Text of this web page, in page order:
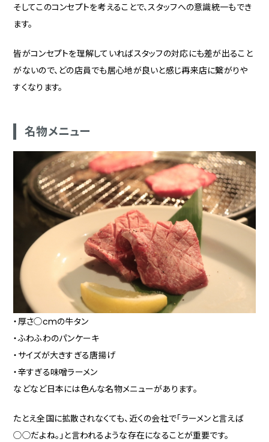
そしてこのコンセプトを考えることで、スタッフへの意識統一もでき
ます。
皆がコンセプトを理解していればスタッフの対応にも差が出ること
がないので、どの店員でも居心地が良いと感じ再来店に繋がりや
すくなります。
名物メニュー
・厚さ◯cmの牛タン
・ふわふわのパンケーキ
・サイズが大きすぎる唐揚げ
・辛すぎる味噌ラーメン
などなど日本には色んな名物メニューがあります。
たとえ全国に拡散されなくても、近くの会社で「ラーメンと言えば
◯◯だよね。」と言われるような存在になることが重要です。